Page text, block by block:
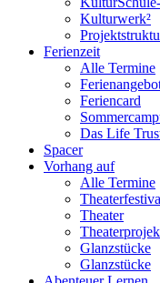
Kulturwerk²
Ferienzeit
Alle Termine
Feriencard
Das Life
Spacer
Vorhang auf
Alle Termine
Theater
Glanzstücke
Glanzstücke